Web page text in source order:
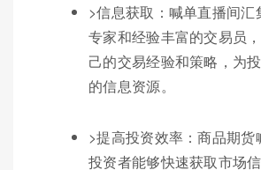
>信息获取：喊单直播间汇
专家和经验丰富的交易员
己的交易经验和策略，为
的信息资源。
>提高投资效率：商品期货
投资者能够快速获取市场